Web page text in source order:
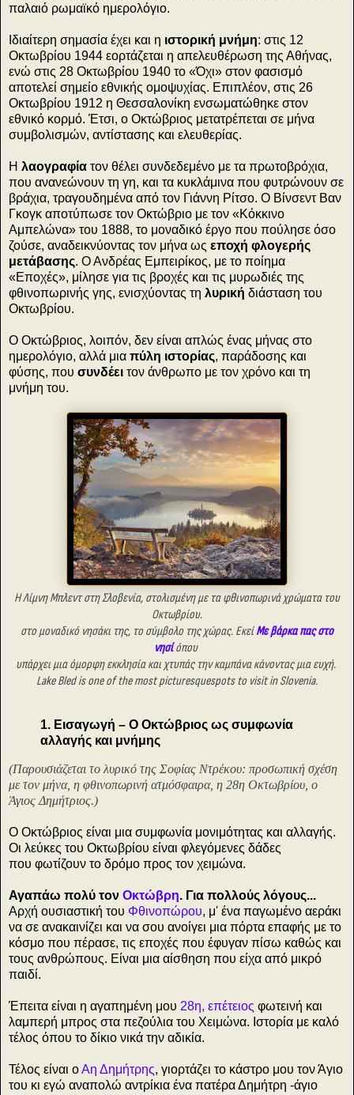
παλαιό ρωμαϊκό ημερολόγιο.
Ιδιαίτερη σημασία έχει και η ιστορική μνήμη: στις 12
Οκτωβρίου 1944 εορτάζεται η απελευθέρωση της Αθήνας,
ενώ στις 28 Οκτωβρίου 1940 το «Όχι» στον φασισμό
αποτελεί σημείο εθνικής ομοψυχίας. Επιπλέον, στις 26
Οκτωβρίου 1912 η Θεσσαλονίκη ενσωματώθηκε στον
εθνικό κορμό. Έτσι, ο Οκτώβριος μετατρέπεται σε μήνα
συμβολισμών, αντίστασης και ελευθερίας.
Η λαογραφία τον θέλει συνδεδεμένο με τα πρωτοβρόχια,
που ανανεώνουν τη γη, και τα κυκλάμινα που φυτρώνουν σε
βράχια, τραγουδημένα από τον Γιάννη Ρίτσο. Ο Βίνσεντ Βαν
Γκογκ αποτύπωσε τον Οκτώβριο με τον «Κόκκινο
Αμπελώνα» του 1888, το μοναδικό έργο που πούλησε όσο
ζούσε, αναδεικνύοντας τον μήνα ως εποχή φλογερής
μετάβασης. Ο Ανδρέας Εμπειρίκος, με το ποίημα
«Εποχές», μίλησε για τις βροχές και τις μυρωδιές της
φθινοπωρινής γης, ενισχύοντας τη λυρική διάσταση του
Οκτωβρίου.
Ο Οκτώβριος, λοιπόν, δεν είναι απλώς ένας μήνας στο
ημερολόγιο, αλλά μια πύλη ιστορίας, παράδοσης και
φύσης, που συνδέει τον άνθρωπο με τον χρόνο και τη
μνήμη του.
Η Λίμνη Μπλεντ στη Σλοβενία, στολισμένη με τα φθινοπωρινά χρώματα του
Οκτωβρίου.
στο μοναδικό νησάκι της, το σύμβολο της χώρας. ΕκείΜε βάρκα πας στο
νησί όπου
υπάρχει μια όμορφη εκκλησία και χτυπάς την καμπάνα κάνοντας μια ευχή.
Lake Bled is oneof the most picturesquespots to visit in Slovenia.
1. Εισαγωγή – Ο Οκτώβριος ως συμφωνία
αλλαγής και μνήμης
(Παρουσιάζεται το λυρικό της Σοφίας Ντρέκου: προσωπική σχέση
με τον μήνα, η φθινοπωρινή ατμόσφαιρα, η 28η Οκτωβρίου, ο
Άγιος Δημήτριος.)
Ο Οκτώβριος είναι μια συμφωνία μονιμότητας και αλλαγής.
Οι λεύκες του Οκτωβρίου είναι φλεγόμενες δάδες
που φωτίζουν το δρόμο προς τον χειμώνα.
Αγαπάω πολύ τον Οκτώβρη. Για πολλούς λόγους...
Αρχή ουσιαστική του Φθινοπώρου, μ' ένα παγωμένο αεράκι
να σε ανακαινίζει και να σου ανοίγει μια πόρτα επαφής με το
κόσμο που πέρασε, τις εποχές που έφυγαν πίσω καθώς και
τους ανθρώπους. Είναι μια αίσθηση που είχα από μικρό
παιδί.
Έπειτα είναι η αγαπημένη μου 28η, επέτειος φωτεινή και
λαμπερή μπρος στα πεζούλια του Χειμώνα. Ιστορία με καλό
τέλος όπου το δίκιο νικά την αδικία.
Τέλος είναι οΑη Δημήτρης, γιορτάζει το κάστρο μου τον Άγιο
του κι εγώ αναπολώ αντρίκια ένα πατέρα Δημήτρη -άγιο